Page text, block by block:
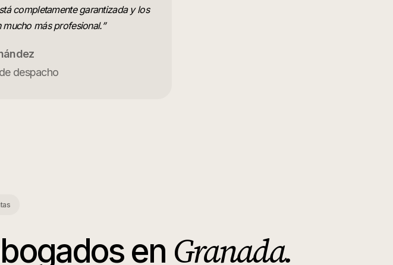
completamente garantizada y los
más profesional.”
despacho
en Granada.